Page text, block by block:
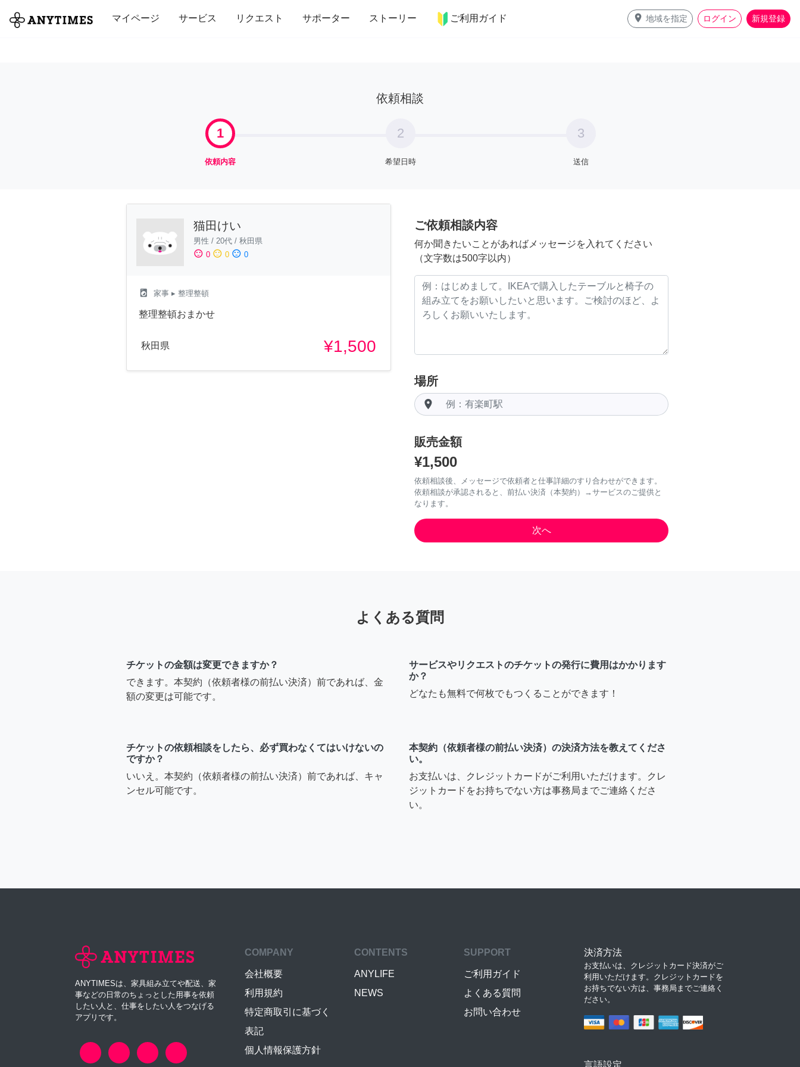
マイページ サービス リクエスト サポーター ストーリー ご利用ガイド place 地域を指定 ログイン 新規登録
全て 修理・組立 家事 引っ越し インテリア 趣味・習い事 ペット 料理
依頼相談
1
依頼内容
2
希望日時
3
送信
猫田けい
男性 / 20代 / 秋田県
sentiment_satisfied 0 sentiment_neutral 0 sentiment_dissatisfied 0
local_laundry_service 家事 ▸ 整理整頓
整理整頓おまかせ
秋田県 ¥1,500
ご依頼相談内容
何か聞きたいことがあればメッセージを入れてください
（文字数は500字以内）
場所
room
販売金額
¥1,500
依頼相談後、メッセージで依頼者と仕事詳細のすり合わせができます。
依頼相談が承認されると、前払い決済（本契約）→サービスのご提供と
なります。
よくある質問
チケットの金額は変更できますか？
できます。本契約（依頼者様の前払い決済）前であれば、金
額の変更は可能です。
サービスやリクエストのチケットの発行に費用はかかります
か？
どなたも無料で何枚でもつくることができます！
チケットの依頼相談をしたら、必ず買わなくてはいけないの
ですか？
いいえ。本契約（依頼者様の前払い決済）前であれば、キャ
ンセル可能です。
本契約（依頼者様の前払い決済）の決済方法を教えてくださ
い。
お支払いは、クレジットカードがご利用いただけます。クレ
ジットカードをお持ちでない方は事務局までご連絡くださ
い。
ANYTIMESは、家具組み立てや配送、家
事などの日常のちょっとした用事を依頼
したい人と、仕事をしたい人をつなげる
アプリです。
COMPANY
会社概要
利用規約
特定商取引に基づく
表記
個人情報保護方針
CONTENTS
ANYLIFE
NEWS
SUPPORT
ご利用ガイド
よくある質問
お問い合わせ
決済方法
お支払いは、クレジットカード決済がご
利用いただけます。クレジットカードを
お持ちでない方は、事務局までご連絡く
ださい。
言語設定